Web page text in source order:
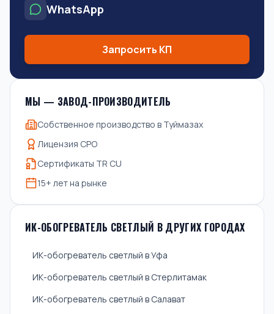
WhatsApp
Запросить КП
МЫ — ЗАВОД-ПРОИЗВОДИТЕЛЬ
Собственное производство в Туймазах
Лицензия СРО
Сертификаты TR CU
15+ лет на рынке
ИК-ОБОГРЕВАТЕЛЬ СВЕТЛЫЙ В ДРУГИХ ГОРОДАХ
ИК-обогреватель светлый в Уфа
ИК-обогреватель светлый в Стерлитамак
ИК-обогреватель светлый в Салават